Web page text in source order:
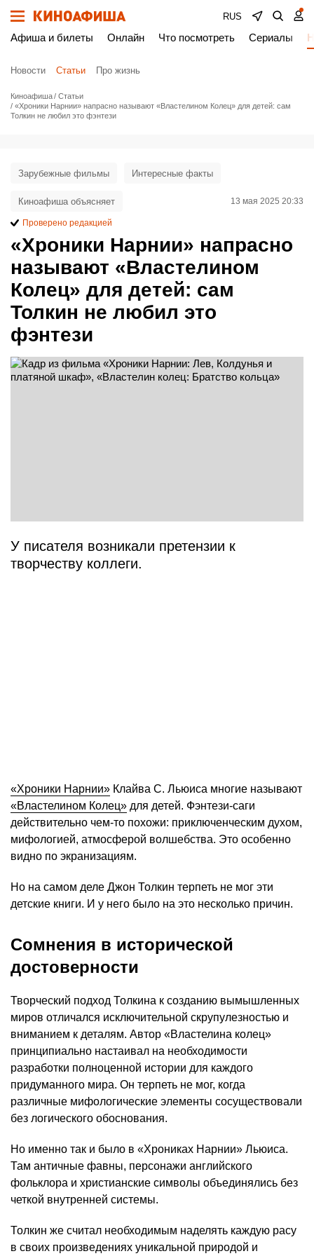
RUS
Афиша и билеты Онлайн Что посмотреть Сериалы
Новости Статьи Про жизнь
Киноафиша
Статьи
«Хроники Нарнии» напрасно называют «Властелином Колец» для детей: сам
Толкин не любил это фэнтези
«Хроники Нарнии» напрасно
называют «Властелином
Колец» для детей: сам
Толкин не любил это
фэнтези
Зарубежные фильмы Интересные факты
Киноафиша объясняет 13 мая 2025 20:33
Проверено редакцией
У писателя возникали претензии к
творчеству коллеги.
«Хроники Нарнии» Клайва С. Льюиса многие называют
«Властелином Колец» для детей. Фэнтези-саги
действительно чем-то похожи: приключенческим духом,
мифологией, атмосферой волшебства. Это особенно
видно по экранизациям.
Но на самом деле Джон Толкин терпеть не мог эти
детские книги. И у него было на это несколько причин.
Сомнения в исторической
достоверности
Творческий подход Толкина к созданию вымышленных
миров отличался исключительной скрупулезностью и
вниманием к деталям. Автор «Властелина колец»
принципиально настаивал на необходимости
разработки полноценной истории для каждого
придуманного мира. Он терпеть не мог, когда
различные мифологические элементы сосуществовали
без логического обоснования.
Но именно так и было в «Хрониках Нарнии» Льюиса.
Там античные фавны, персонажи английского
фольклора и христианские символы объединялись без
четкой внутренней системы.
Толкин же считал необходимым наделять каждую расу
в своих произведениях уникальной природой и